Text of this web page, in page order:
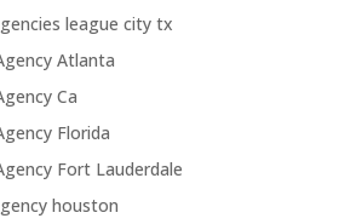
league city tx
Atlanta
Ca
Florida
Fort Lauderdale
houston